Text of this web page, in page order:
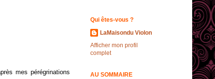
mes pérégrinations
Qui êtes-vous ?
LaMaisondu Violon
Afficher mon profil
complet
AU SOMMAIRE